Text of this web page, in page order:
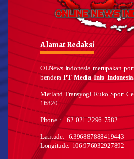
Alamat Redaksi
OLNews Indonesia merupakan
benderaPT Media Info
Metland Transyogi Ruko Sport
16820
Phone : +62 021 2296 7582
Latitude: -6.396887888419443
Longitude: 106.976032927892